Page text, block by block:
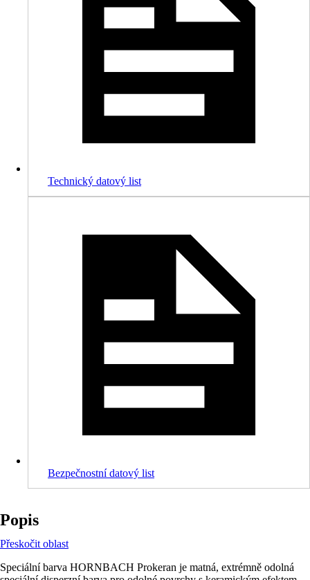
Technický datový list
Bezpečnostní datový list
Popis
Přeskočit oblast
Speciální barva HORNBACH Prokeran je matná, extrémně odolná